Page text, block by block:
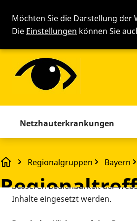
Möchten Sie die Darstellung der
Die Einstellungen können Sie
Menü mit allen
Netzhauterkrankungen
Regionalgruppen Bayern
Regionaltreffen
Cookie-
beinhaltet Cookies und
besseren Bedienbarkeit der
Inhalte eingesetzt werden.